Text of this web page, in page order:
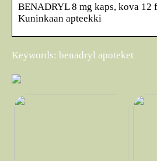
BENADRYL 8 mg kaps, kova 12
Kuninkaan apteekki
Keywords: benadryl apoteket